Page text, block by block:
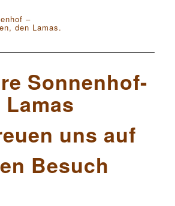
–
den Lamas.
Sonnenhof-
Lamas
uns auf
Besuch